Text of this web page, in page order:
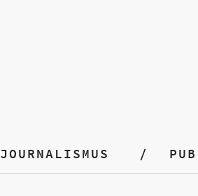
JOURNALISMUS